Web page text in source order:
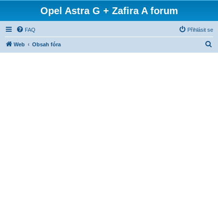
Opel Astra G + Zafira A forum
FAQ Přihlásit se
Web Obsah fóra